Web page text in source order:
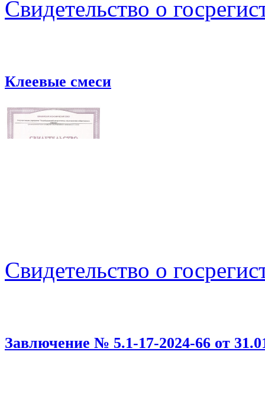
Свидетельство о
Клеевые смеси
Свидетельство о
Завлючение № 5.1-17-2024-66 от